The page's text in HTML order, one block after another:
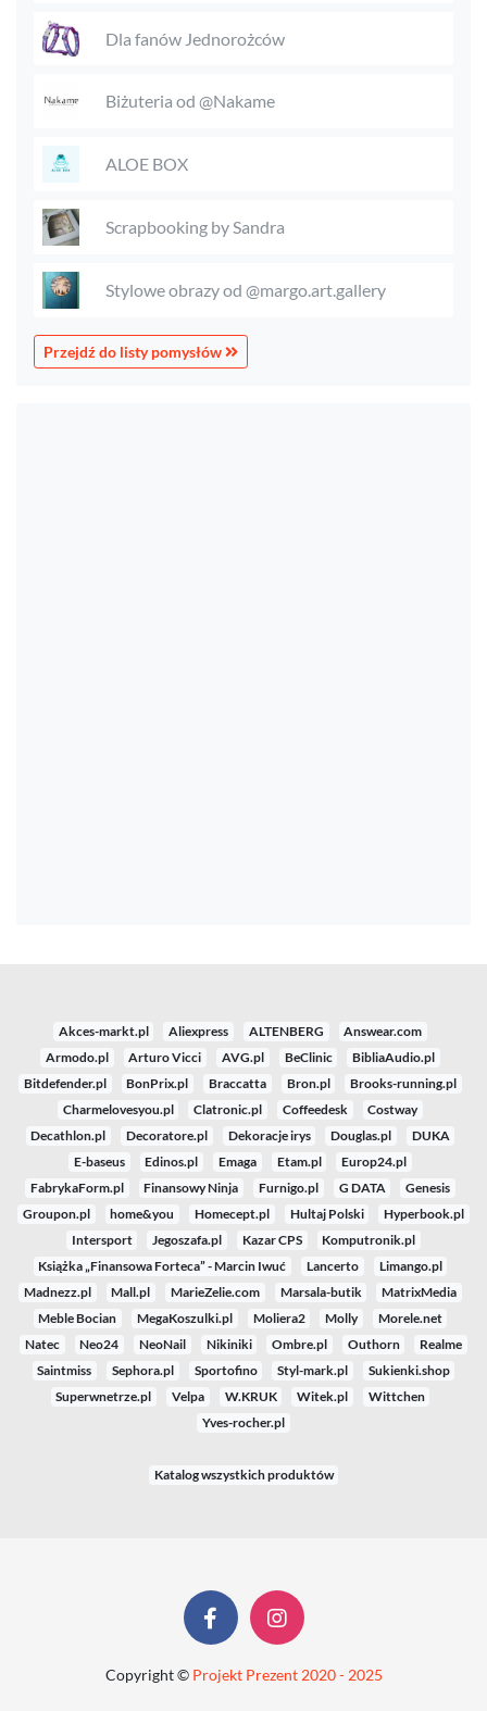
Dla fanów Jednorożców
Biżuteria od @Nakame
ALOE BOX
Scrapbooking by Sandra
Stylowe obrazy od @margo.art.gallery
Przejdź do listy pomysłów
Akces-markt.pl Aliexpress ALTENBERG
Answear.com
Armodo.pl
Arturo Vicci AVG.pl BeClinic
BibliaAudio.pl
Bitdefender.pl
BonPrix.pl Braccatta Bron.pl
Brooks-running.pl
Charmelovesyou.pl
Clatronic.pl Coffeedesk
Costway
Decathlon.pl
Decoratore.pl Dekoracje irys Douglas.pl
DUKA
E-baseus
Edinos.pl Emaga Etam.pl
Europ24.pl
FabrykaForm.pl
Finansowy Ninja Furnigo.pl G DATA
Genesis
Groupon.pl
home&you Homecept.pl Hultaj Polski
Hyperbook.pl
Intersport
Jegoszafa.pl Kazar CPS
Komputronik.pl
Książka „Finansowa Forteca” - Marcin Iwuć
Lancerto
Limango.pl
Madnezz.pl
Mall.pl MarieZelie.com Marsala-butik
MatrixMedia
Meble Bocian
MegaKoszulki.pl Moliera2 Molly
Morele.net
Natec
Neo24 NeoNail Nikiniki Ombre.pl Outhorn
Realme
Saintmiss
Sephora.pl Sportofino Styl-mark.pl
Sukienki.shop
Superwnetrze.pl
Velpa W.KRUK Witek.pl
Wittchen
Yves-rocher.pl
Katalog wszystkich produktów
Copyright © Projekt Prezent 2020 - 2025